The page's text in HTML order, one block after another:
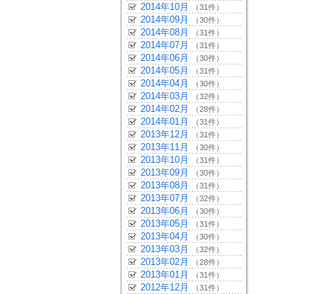
2014年10月 （31件）
2014年09月 （30件）
2014年08月 （31件）
2014年07月 （31件）
2014年06月 （30件）
2014年05月 （31件）
2014年04月 （30件）
2014年03月 （32件）
2014年02月 （28件）
2014年01月 （31件）
2013年12月 （31件）
2013年11月 （30件）
2013年10月 （31件）
2013年09月 （30件）
2013年08月 （31件）
2013年07月 （32件）
2013年06月 （30件）
2013年05月 （31件）
2013年04月 （30件）
2013年03月 （32件）
2013年02月 （28件）
2013年01月 （31件）
2012年12月 （31件）